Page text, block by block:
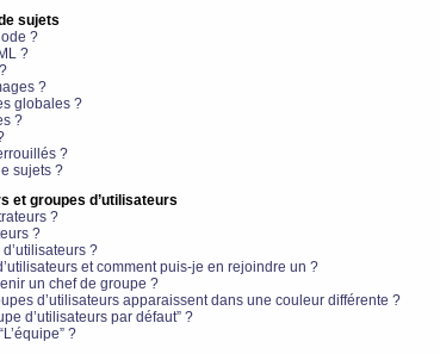
sujets
?
?
?
globales ?
?
?
sujets ?
et groupes d’utilisateurs
?
?
?
et comment puis-je en rejoindre un ?
un chef de groupe ?
d’utilisateurs apparaissent dans une couleur différente ?
d’utilisateurs par défaut” ?
?